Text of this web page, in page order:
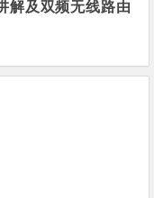
解及双频无线路由